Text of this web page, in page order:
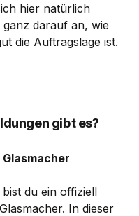
hier natürlich
darauf an, wie
die Auftragslage ist.
gibt es?
du ein offiziell
In dieser